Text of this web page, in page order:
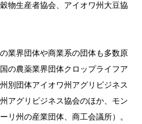
物生産者協会、アイオワ州大豆協
業界団体や商業系の団体も多数原
の農薬業界団体クロップライフア
別団体アイオワ州アグリビジネス
アグリビジネス協会のほか、モン
リ州の産業団体、商工会議所）。